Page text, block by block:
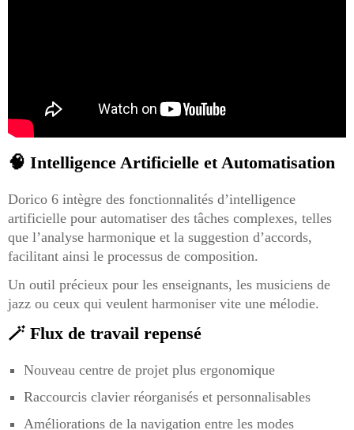
🧠 Intelligence Artificielle et Automatisation
Dorico 6 intègre des fonctionnalités d’intelligence
artificielle pour automatiser des tâches complexes, telles
que l’analyse harmonique et la suggestion d’accords,
facilitant ainsi le processus de composition.
Un outil précieux pour les enseignants, les musiciens de
jazz ou ceux qui veulent harmoniser vite une mélodie.
🪄 Flux de travail repensé
Nouveau centre de projet plus ergonomique
Raccourcis clavier réorganisés et personnalisables
Améliorations de la navigation entre les modes